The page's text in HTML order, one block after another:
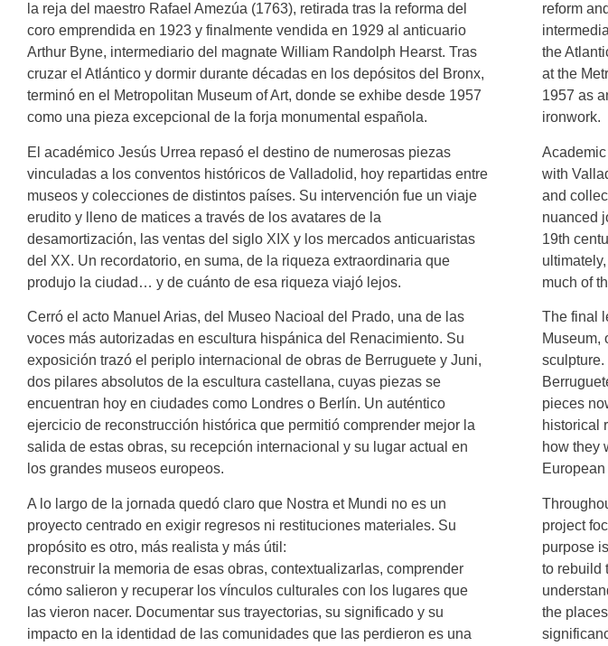
la reja del maestro Rafael Amezúa (1763), retirada tras la reforma del
coro emprendida en 1923 y finalmente vendida en 1929 al anticuario
Arthur Byne, intermediario del magnate William Randolph Hearst. Tras
cruzar el Atlántico y dormir durante décadas en los depósitos del Bronx,
terminó en el Metropolitan Museum of Art, donde se exhibe desde 1957
como una pieza excepcional de la forja monumental española.
El académico Jesús Urrea repasó el destino de numerosas piezas
vinculadas a los conventos históricos de Valladolid, hoy repartidas entre
museos y colecciones de distintos países. Su intervención fue un viaje
erudito y lleno de matices a través de los avatares de la
desamortización, las ventas del siglo XIX y los mercados anticuaristas
del XX. Un recordatorio, en suma, de la riqueza extraordinaria que
produjo la ciudad… y de cuánto de esa riqueza viajó lejos.
Cerró el acto Manuel Arias, del Museo Nacioal del Prado, una de las
voces más autorizadas en escultura hispánica del Renacimiento. Su
exposición trazó el periplo internacional de obras de Berruguete y Juni,
dos pilares absolutos de la escultura castellana, cuyas piezas se
encuentran hoy en ciudades como Londres o Berlín. Un auténtico
ejercicio de reconstrucción histórica que permitió comprender mejor la
salida de estas obras, su recepción internacional y su lugar actual en
los grandes museos europeos.
A lo largo de la jornada quedó claro que Nostra et Mundi no es un
proyecto centrado en exigir regresos ni restituciones materiales. Su
propósito es otro, más realista y más útil:
reconstruir la memoria de esas obras, contextualizarlas, comprender
cómo salieron y recuperar los vínculos culturales con los lugares que
las vieron nacer. Documentar sus trayectorias, su significado y su
impacto en la identidad de las comunidades que las perdieron es una
reform
the
at the
1957 as
ironwork.
with
and
nuanced
19th
much of
The final
Museum,
sculpture.
pieces
historical
how they
project
purpose
to rebuild
the